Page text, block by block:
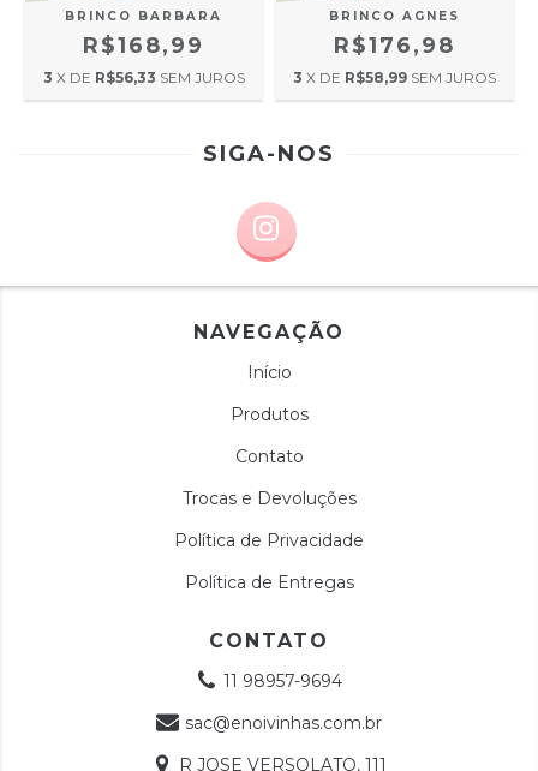
BRINCO BARBARA
R$168,99
3 X DE R$56,33 SEM JUROS
BRINCO AGNES
R$176,98
3 X DE R$58,99 SEM JUROS
SIGA-NOS
NAVEGAÇÃO
Início
Produtos
Contato
Trocas e Devoluções
Política de Privacidade
Política de Entregas
CONTATO
11 98957-9694
sac@enoivinhas.com.br
R JOSE VERSOLATO, 111